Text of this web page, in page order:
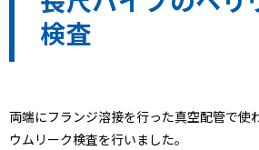
検査
両端にフランジ溶接を行った真空配管で使
ウムリーク検査を行いました。